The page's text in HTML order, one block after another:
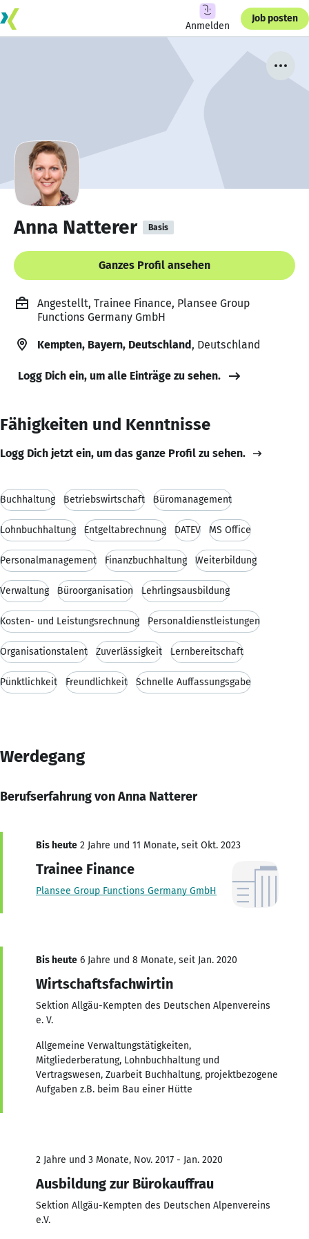
Anmelden
Job posten
Anna Natterer Basis
Ganzes Profil ansehen
Angestellt, Trainee Finance, Plansee Group
Functions Germany GmbH
Kempten, Bayern, Deutschland, Deutschland
Logg Dich ein, um alle Einträge zu sehen.
Fähigkeiten und Kenntnisse
Logg Dich jetzt ein, um das ganze Profil zu sehen.
Buchhaltung Betriebswirtschaft Büromanagement
Lohnbuchhaltung Entgeltabrechnung DATEV MS Office
Personalmanagement Finanzbuchhaltung Weiterbildung
Verwaltung Büroorganisation Lehrlingsausbildung
Kosten- und Leistungsrechnung Personaldienstleistungen
Organisationstalent Zuverlässigkeit Lernbereitschaft
Pünktlichkeit Freundlichkeit Schnelle Auffassungsgabe
Werdegang
Berufserfahrung von Anna Natterer
Bis heute 2 Jahre und 11 Monate, seit Okt. 2023
Trainee Finance
Plansee Group Functions Germany GmbH
Bis heute 6 Jahre und 8 Monate, seit Jan. 2020
Wirtschaftsfachwirtin
Sektion Allgäu-Kempten des Deutschen Alpenvereins
e. V.
Allgemeine Verwaltungstätigkeiten,
Mitgliederberatung, Lohnbuchhaltung und
Vertragswesen, Zuarbeit Buchhaltung, projektbezogene
Aufgaben z.B. beim Bau einer Hütte
2 Jahre und 3 Monate, Nov. 2017 - Jan. 2020
Ausbildung zur Bürokauffrau
Sektion Allgäu-Kempten des Deutschen Alpenvereins
e.V.